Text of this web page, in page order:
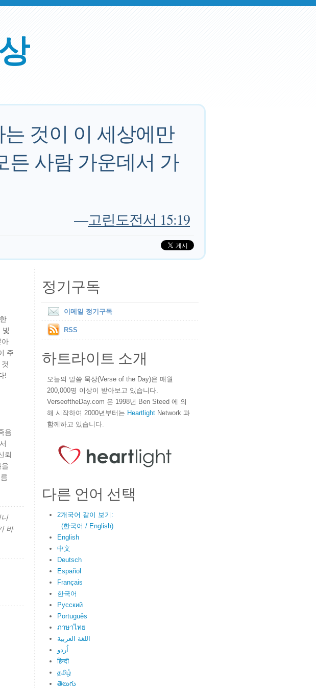
것이 이 세상에만
든 사람 가운데서 가
—고린도전서 15:19
빛
아
주
!
음
뢰
바
정기구독
이메일 정기구독
RSS
하트라이트 소개
오늘의 말씀 묵상(Verse of the Day)은 매월
200,000명 이상이 받아보고 있습니다.
VerseoftheDay.com 은 1998년 Ben Steed 에 의
해 시작하여 2000년부터는 Heartlight Network 과
함께하고 있습니다.
다른 언어 선택
2개국어 같이 보기:
(한국어 / English)
English
中文
Deutsch
Español
Français
한국어
Русский
Português
ภาษาไทย
اللغة العربية
اُردو
हिन्दी
தமிழ்
తెలుగు